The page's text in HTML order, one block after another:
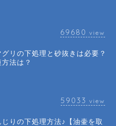
69680 view
グリの下処理と砂抜きは必要？
方法は？
59033 view
じりの下処理方法♪【油壷を取